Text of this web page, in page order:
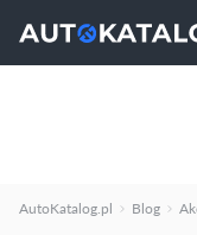
AutoKatalog.pl Blog